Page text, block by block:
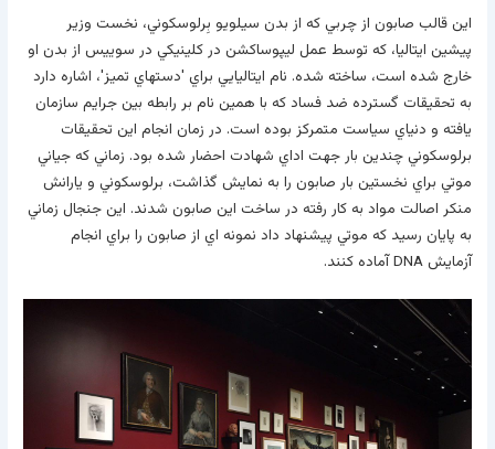
اين قالب صابون از چربي که از بدن سيلويو بِرلوسکوني، نخست وزير
پيشين ايتاليا، که توسط عمل ليپوساکشن در کلينيکي در سوييس از بدن او
خارج شده است، ساخته شده. نام ايتاليايي براي 'دستهاي تميز'، اشاره دارد
به تحقيقات گسترده ضد فساد که با همين نام بر رابطه بين جرايم سازمان
يافته و دنياي سياست متمرکز بوده است. در زمان انجام اين تحقيقات
برلوسکوني چندين بار جهت اداي شهادت احضار شده بود. زماني که جياني
موتي براي نخستين بار صابون را به نمايش گذاشت، برلوسکوني و يارانش
منکر اصالت مواد به کار رفته در ساخت اين صابون شدند. اين جنجال زماني
به پايان رسيد که موتي پيشنهاد داد نمونه اي از صابون را براي انجام
آزمايش DNA آماده کنند.